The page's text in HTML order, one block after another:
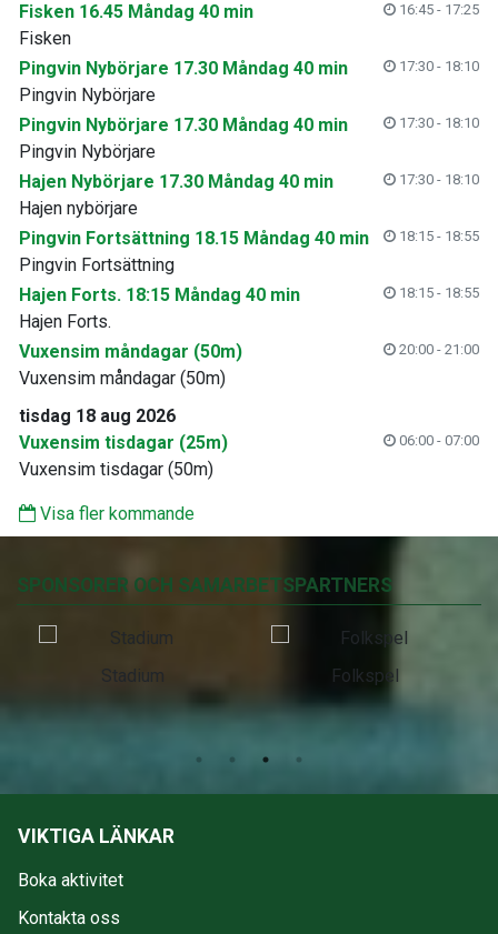
Fisken 16.45 Måndag 40 min
16:45 - 17:25
Fisken
Pingvin Nybörjare 17.30 Måndag 40 min
17:30 - 18:10
Pingvin Nybörjare
Pingvin Nybörjare 17.30 Måndag 40 min
17:30 - 18:10
Pingvin Nybörjare
Hajen Nybörjare 17.30 Måndag 40 min
17:30 - 18:10
Hajen nybörjare
Pingvin Fortsättning 18.15 Måndag 40 min
18:15 - 18:55
Pingvin Fortsättning
Hajen Forts. 18:15 Måndag 40 min
18:15 - 18:55
Hajen Forts.
Vuxensim måndagar (50m)
20:00 - 21:00
Vuxensim måndagar (50m)
tisdag 18 aug 2026
Vuxensim tisdagar (25m)
06:00 - 07:00
Vuxensim tisdagar (50m)
Visa fler kommande
SPONSORER OCH SAMARBETSPARTNERS
Stadium Folkspel
VIKTIGA LÄNKAR
Boka aktivitet
Kontakta oss